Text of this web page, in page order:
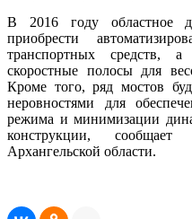
В 2016 году областное
приобрести
транспортных средств,
скоростные полосы для
Кроме того, ряд мостов
неровностями для
режима и минимизации
конструкции, сообщает
Архангельской области.